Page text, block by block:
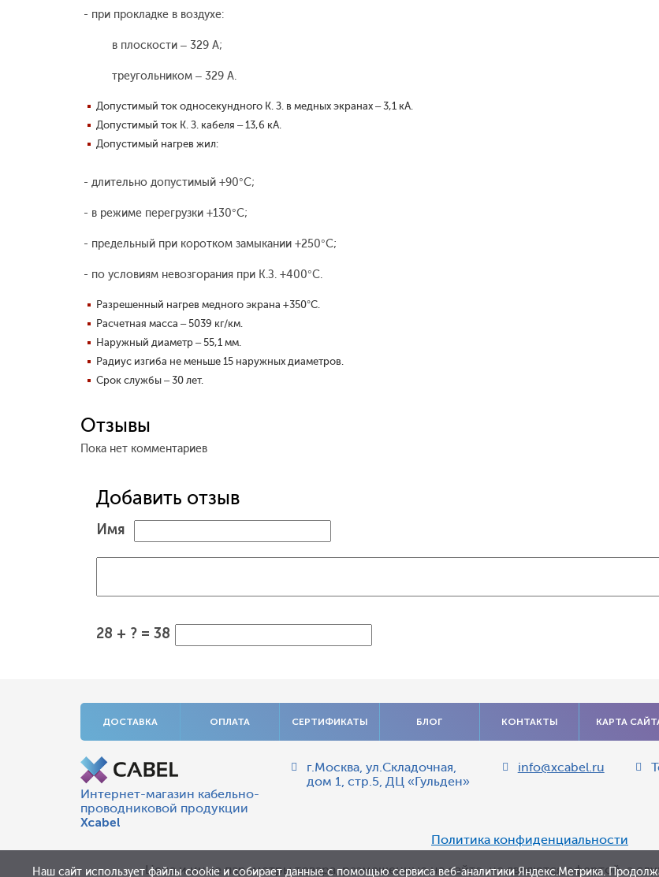
- при прокладке в воздухе:
в плоскости – 329 А;
треугольником – 329 А.
Допустимый ток односекундного К. З. в медных экранах – 3,1 кА.
Допустимый ток К. З. кабеля – 13,6 кА.
Допустимый нагрев жил:
- длительно допустимый +90°С;
- в режиме перегрузки +130°С;
- предельный при коротком замыкании +250°С;
- по условиям невозгорания при К.З. +400°С.
Разрешенный нагрев медного экрана +350°С.
Расчетная масса – 5039 кг/км.
Наружный диаметр – 55,1 мм.
Радиус изгиба не меньше 15 наружных диаметров.
Срок службы – 30 лет.
Отзывы
Пока нет комментариев
Добавить отзыв
Имя
28 + ? = 38
ДОСТАВКА ОПЛАТА СЕРТИФИКАТЫ БЛОГ КОНТАКТЫ КАРТА
Интернет-магазин кабельно-
проводниковой продукции
Xcabel
г.Москва,ул.Складочная,
дом 1, стр.5, ДЦ «Гульден»
info@xcabel.ru
Политика конфиденциальности
Цена и иные параметры товара, размещенные на сайте, не являются офертой, а
Наш сайт использует файлы cookie и собирает данные с помощью сервиса веб-аналитики Яндекс.Метрика.